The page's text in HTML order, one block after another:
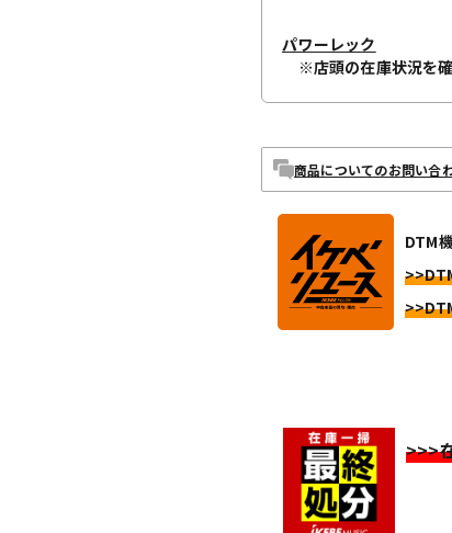
パワーレック
※店頭の在庫状況を
商品についてのお問い合
DTM
>>>